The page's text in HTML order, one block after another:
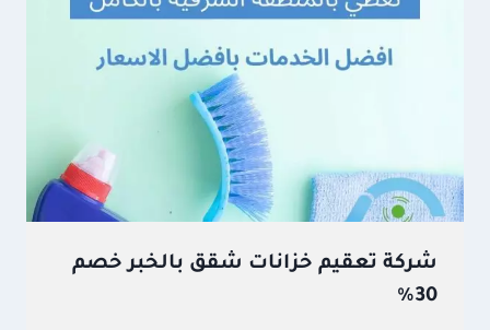
شركة تعقيم خزانات شقق بالخبر خصم
30%